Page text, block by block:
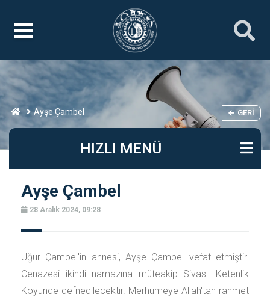
Ayşe Çambel GERI
HIZLI MENÜ
Ayşe Çambel
28 Aralık 2024, 09:28
Uğur Çambel'in annesi, Ayşe Çambel vefat etmiştir.
Cenazesi ikindi namazına müteakip Sivaslı Ketenlik
Köyünde defnedilecektir. Merhumeye Allah'tan rahmet